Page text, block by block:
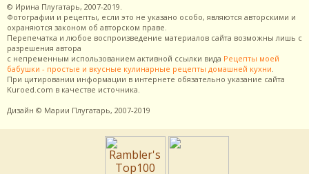
© Ирина Плугатарь, 2007-2019.
Фотографии и рецепты, если это не указано особо, являются авторскими и
охраняются законом об авторском праве.
Перепечатка и любое воспроизведение материалов сайта возможны лишь с
разрешения автора
с непременным использованием активной ссылки вида Рецепты моей
бабушки - простые и вкусные кулинарные рецепты домашней кухни
При цитировании информации в интернете обязательно указание сайта
Kuroed.com в качестве источника.
Дизайн © Марии Плугатарь, 2007-2019